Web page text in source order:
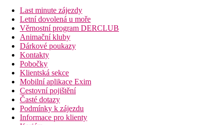
Last minute zájezdy
Letní dovolená u moře
Věrnostní program DERCLUB
Animační kluby
Dárkové poukazy
Kontakty
Pobočky
Klientská sekce
Mobilní aplikace Exim
Cestovní pojištění
Časté dotazy
Podmínky k zájezdu
Informace pro klienty